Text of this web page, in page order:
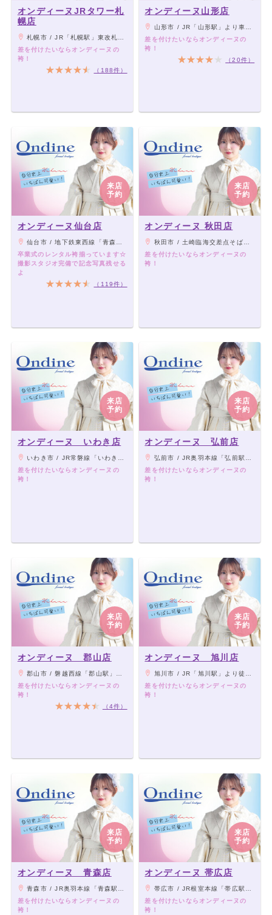
オンディーヌJRタワー札
幌店
札幌市 / JR「札幌駅」東改札口より徒歩1分
差を付けたいならオンディーヌの
袴！
（188件）
オンディーヌ山形店
山形市 / JR「山形駅」より車13分、千歳山こんにゃくの斜め向かい
差を付けたいならオンディーヌの
袴！
（20件）
来店
予約
オンディーヌ仙台店
仙台市 / 地下鉄東西線「青森通り一番町駅」南1出口より徒歩1分
卒業式のレンタル袴揃っています☆
撮影スタジオ完備で記念写真残せる
よ
（119件）
来店
予約
オンディーヌ 秋田店
秋田市 / 土崎臨海交差点そば（新国道沿い） 、JR奥羽本線「土崎駅」より車6分
差を付けたいならオンディーヌの
袴！
来店
予約
オンディーヌ いわき店
いわき市 / JR常磐線「いわき駅」より、常磐交通バス6番乗場（ラパークいわき行き）にて「ラパークいわき」停留所下車。ラパークいわきWEST棟横
差を付けたいならオンディーヌの
袴！
来店
予約
オンディーヌ 弘前店
弘前市 / JR奥羽本線「弘前駅」より車11分 ※国道７号線と国道102号線からすぐ！
差を付けたいならオンディーヌの
袴！
来店
予約
オンディーヌ 郡山店
郡山市 / 磐越西線「郡山駅」より車19分、静御前通り沿い
差を付けたいならオンディーヌの
袴！
（4件）
来店
予約
オンディーヌ 旭川店
旭川市 / JR「旭川駅」より徒歩5分
差を付けたいならオンディーヌの
袴！
来店
予約
オンディーヌ 青森店
青森市 / JR奥羽本線「青森駅」よりバス15分、「サンロード青森前下車」徒歩3分、青い森鉄道「筒井駅」より車7分
差を付けたいならオンディーヌの
袴！
来店
予約
オンディーヌ 帯広店
帯広市 / JR根室本線「帯広駅」より徒歩10分 ※西2条通沿い、北見信用金庫帯広支店の斜め向かい
差を付けたいならオンディーヌの
袴！